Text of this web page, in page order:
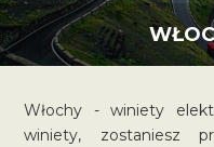
Włochy - winiety
winiety, zostaniesz